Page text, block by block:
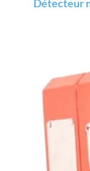
Détecteur